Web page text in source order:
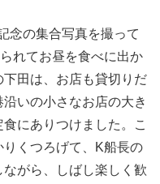
念の集合写真を撮って
れてお昼を食べに出か
田は、お店も貸切りだ
いの小さなお店の大き
にありつけました。こ
くつろげて、K船長の
がら、しばし楽しく歓